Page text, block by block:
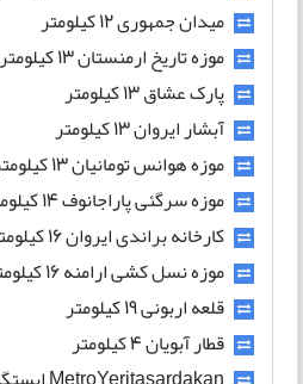
میدان جمهوری 12 کیلومتر
موزه تاریخ ارمنستان 13 کیلومتر
پارک عشاق 13 کیلومتر
آبشار ایروان 13 کیلومتر
موزه هوانس تومانیان 13 کیلومتر
موزه سرگئی پاراجانوف 14 کیلومتر
کارخانه براندی ایروان 16 کیلومتر
موزه نسل کشی ارامنه 16 کیلومتر
قلعه اربونی 19 کیلومتر
قطار آبویان 4 کیلومتر